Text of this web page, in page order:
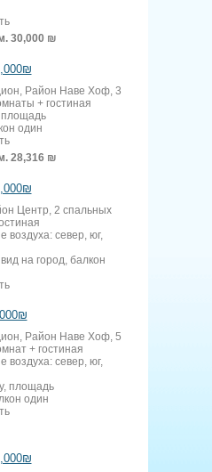
30,000 ₪
Район Наве Хоф, 3
+ гостиная
площадь
один
28,316 ₪
Центр, 2 спальных
воздуха: север, юг,
на город, балкон
Район Наве Хоф, 5
+ гостиная
воздуха: север, юг,
площадь
один